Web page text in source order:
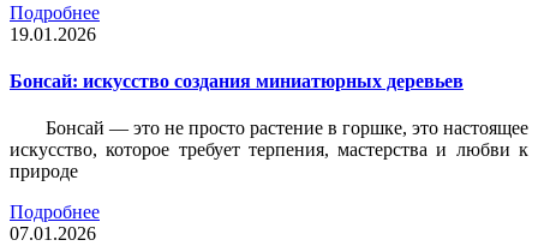
Подробнее
19.01.2026
Бонсай: искусство создания миниатюрных деревьев
Бонсай — это не просто растение в горшке, это настоящее
искусство, которое требует терпения, мастерства и любви к
природе
Подробнее
07.01.2026